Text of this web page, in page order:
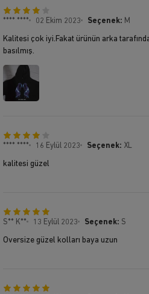
**** **** 02 Ekim 2023 Seçenek: M
Kalitesi çok iyi.Fakat ürünün arka
basılmış.
**** **** 16 Eylül 2023 Seçenek: XL
kalitesi güzel
S** K** 13 Eylül 2023 Seçenek: S
Oversize güzel kolları baya uzun